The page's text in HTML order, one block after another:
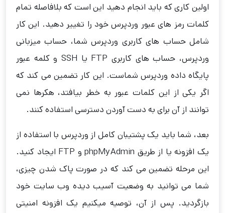
اولین کاری که باید انجام دهید این است که بلافاصله تمام
کلمات رمز های عبور وردپرس خود را تغییر دهید. این کار
شامل حساب های کاربری وردپرس شما، حساب میزبانی
وردپرس، حساب های کاربری FTP یا SSH و کلمه عبور
پایگاه داده وردپرس شماست. این کار تضمین می کند که
اگر یکی از این کلمات عبور به خطر بیافتد، هکرها نمی
توانند از آن برای به دست آوردن دسترسی استفاده کنند.
بعد، شما باید یک پشتیبان کامل از وردپرس با استفاده از
یک افزونه یا از طریق phpMyAdmin و FTP ایجاد کنید.
این مرحله تضمین می کند که در صورت پاک شدن چیزی،
شما می توانید به وضعیت آسیب دیده وب سایت خود
بازگردید. پس از آن، توصیه میکنیم یک افزونه امنیتی